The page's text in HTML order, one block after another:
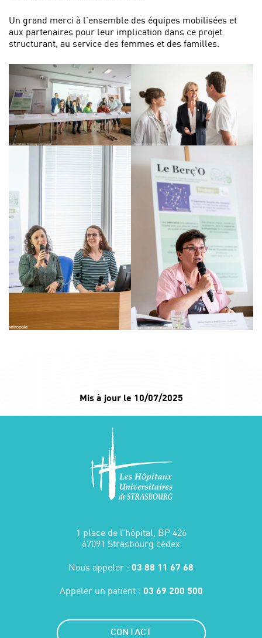
Un grand merci à l’ensemble des équipes mobilisées et
aux partenaires pour leur implication dans ce projet
structurant, au service des femmes et des familles.
Mis à jour le 10/07/2025
1 place de l'hôpital, BP 426
67091 Strasbourg cedex
Nous appeler : 03 88 11 67 68
Appeler un patient : 03 69 200 500
CONTACT